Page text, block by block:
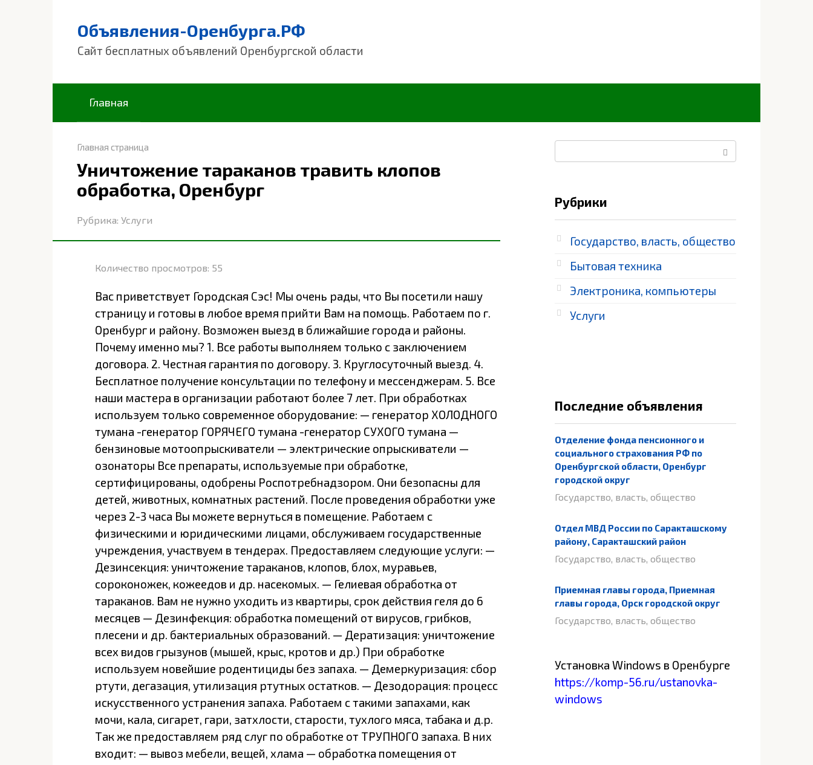
Объявления-Оренбурга.РФ
Сайт бесплатных объявлений Оренбургской области
Главная
Главная страница
Уничтожение тараканов травить клопов
обработка, Оренбург
Рубрика: Услуги
Количество просмотров: 55
Вас приветствует Городская Сэс! Мы очень рады, что Вы посетили нашу
страницу и готовы в любое время прийти Вам на помощь. Работаем по г.
Оренбург и району. Возможен выезд в ближайшие города и районы.
Почему именно мы? 1. Все работы выполняем только с заключением
договора. 2. Честная гарантия по договору. 3. Круглосуточный выезд. 4.
Бесплатное получение консультации по телефону и мессенджерам. 5. Все
наши мастера в организации работают более 7 лет. При обработках
используем только современное оборудование: — генератор ХОЛОДНОГО
тумана -генератор ГОРЯЧЕГО тумана -генератор СУХОГО тумана —
бензиновые мотоопрыскиватели — электрические опрыскиватели —
озонаторы Все препараты, используемые при обработке,
сертифицированы, одобрены Роспотребнадзором. Они безопасны для
детей, животных, комнатных растений. После проведения обработки уже
через 2-3 часа Вы можете вернуться в помещение. Работаем с
физическими и юридическими лицами, обслуживаем государственные
учреждения, участвуем в тендерах. Предоставляем следующие услуги: —
Дезинсекция: уничтожение тараканов, клопов, блох, муравьев,
сороконожек, кожеедов и др. насекомых. — Гелиевая обработка от
тараканов. Вам не нужно уходить из квартиры, срок действия геля до 6
месяцев — Дезинфекция: обработка помещений от вирусов, грибков,
плесени и др. бактериальных образований. — Дератизация: уничтожение
всех видов грызунов (мышей, крыс, кротов и др.) При обработке
используем новейшие родентициды без запаха. — Демеркуризация: сбор
ртути, дегазация, утилизация ртутных остатков. — Дезодорация: процесс
искусственного устранения запаха. Работаем с такими запахами, как
мочи, кала, сигарет, гари, затхлости, старости, тухлого мяса, табака и д.р.
Так же предоставляем ряд слуг по обработке от ТРУПНОГО запаха. В них
входит: — вывоз мебели, вещей, хлама — обработка помещения от
Рубрики
Государство, власть, общество
Бытовая техника
Электроника, компьютеры
Услуги
Последние объявления
Отделение фонда пенсионного и
социального страхования РФ по
Оренбургской области, Оренбург
городской округ
Государство, власть, общество
Отдел МВД России по Саракташскому
району, Саракташский район
Государство, власть, общество
Приемная главы города, Приемная
главы города, Орск городской округ
Государство, власть, общество
Установка Windows в Оренбурге
https://komp-56.ru/ustanovka-
windows